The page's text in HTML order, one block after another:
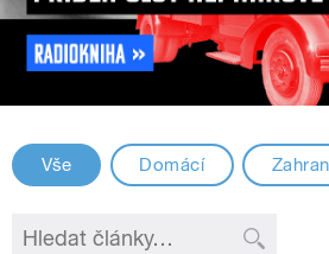
Vše Domácí